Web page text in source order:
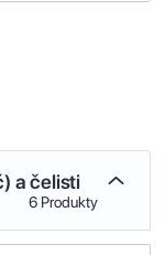
a čelisti
6 Produkty